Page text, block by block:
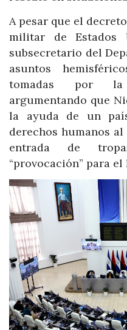
A pesar que el
militar de Estados
subsecretario del
asuntos
tomadas por la
argumentando que
la ayuda de un
derechos humanos
entrada de
“provocación” para